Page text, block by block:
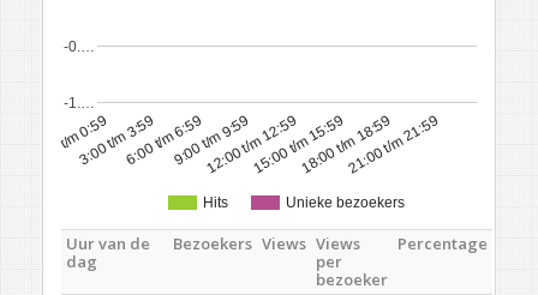
Hits Unieke bezoekers
0:00 t/m 0:59
3:00 t/m 3:596:00 t/m 6:599:00 t/m 9:59
12:00 t/m 12:5915:00 t/m 15:5918:00 t/m 18:59
21:00 t/m 21:59
-1.…
-0.…
Uur van de
dag
Bezoekers Views Views
per
bezoeker
Percentage